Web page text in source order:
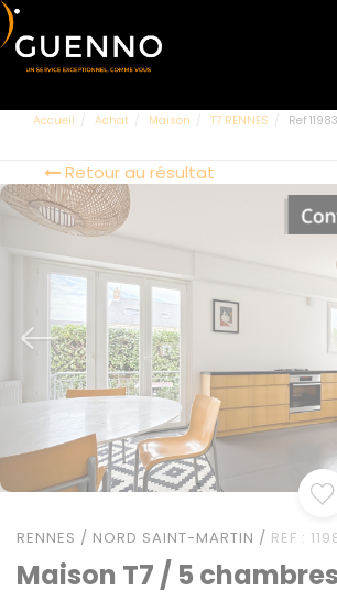
Accueil Achat Maison T7 RENNES Ref
Retour au résultat
RENNES / NORD SAINT-MARTIN / REF :
Maison T7 / 5 chambres